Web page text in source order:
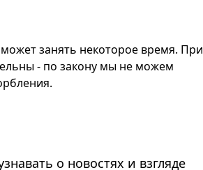
занять некоторое время. При
- по закону мы не можем
о новостях и взгляде